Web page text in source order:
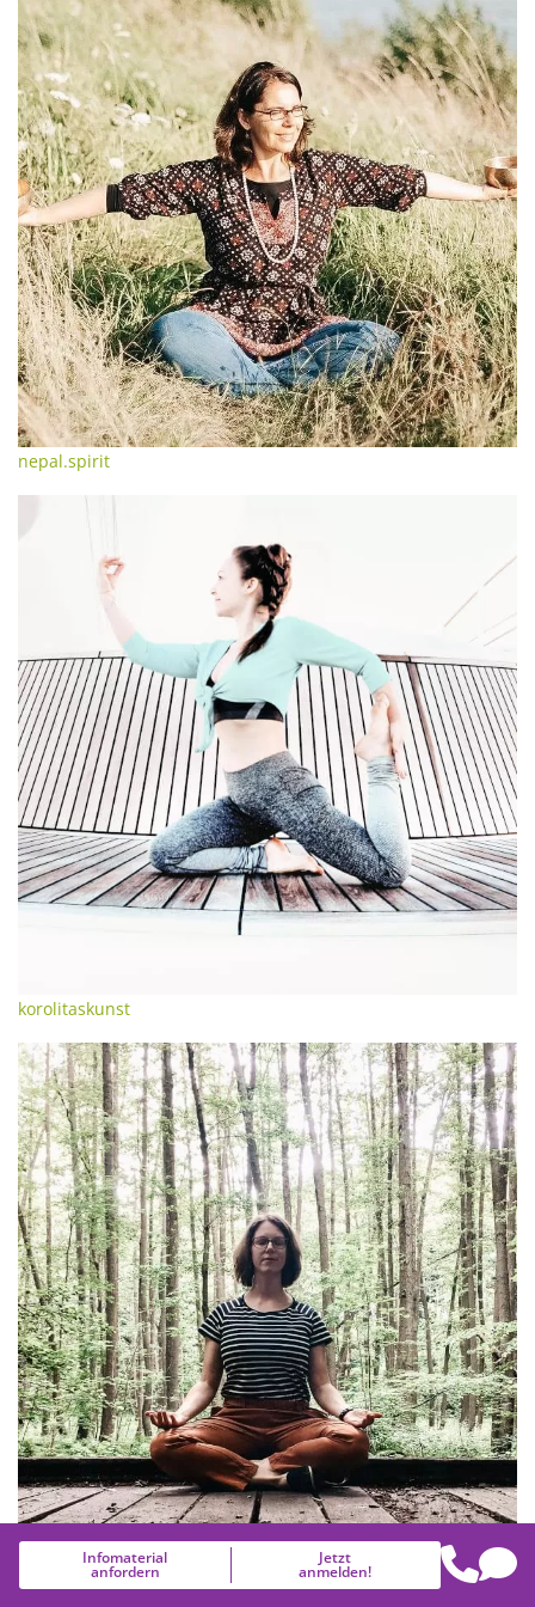
nepal.spirit
korolitaskunst
frau.dryhausInfomaterial
anfordern
Jetzt
anmelden!